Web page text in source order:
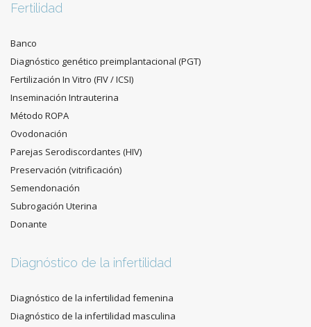
Fertilidad
Banco
Diagnóstico genético preimplantacional (PGT)
Fertilización In Vitro (FIV / ICSI)
Inseminación Intrauterina
Método ROPA
Ovodonación
Parejas Serodiscordantes (HIV)
Preservación (vitrificación)
Semendonación
Subrogación Uterina
Donante
Diagnóstico de la infertilidad
Diagnóstico de la infertilidad femenina
Diagnóstico de la infertilidad masculina